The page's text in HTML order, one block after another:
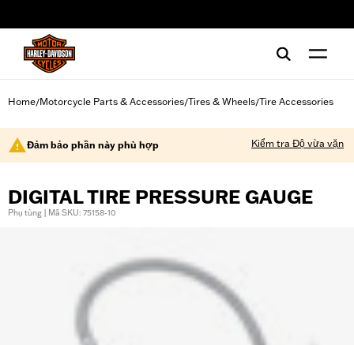
Home/Motorcycle Parts & Accessories/Tires & Wheels/Tire Accessories
Đảm bảo phần này phù hợp Kiểm tra Độ vừa vặn
DIGITAL TIRE PRESSURE GAUGE
Phụ tùng | Mã SKU: 75158-10